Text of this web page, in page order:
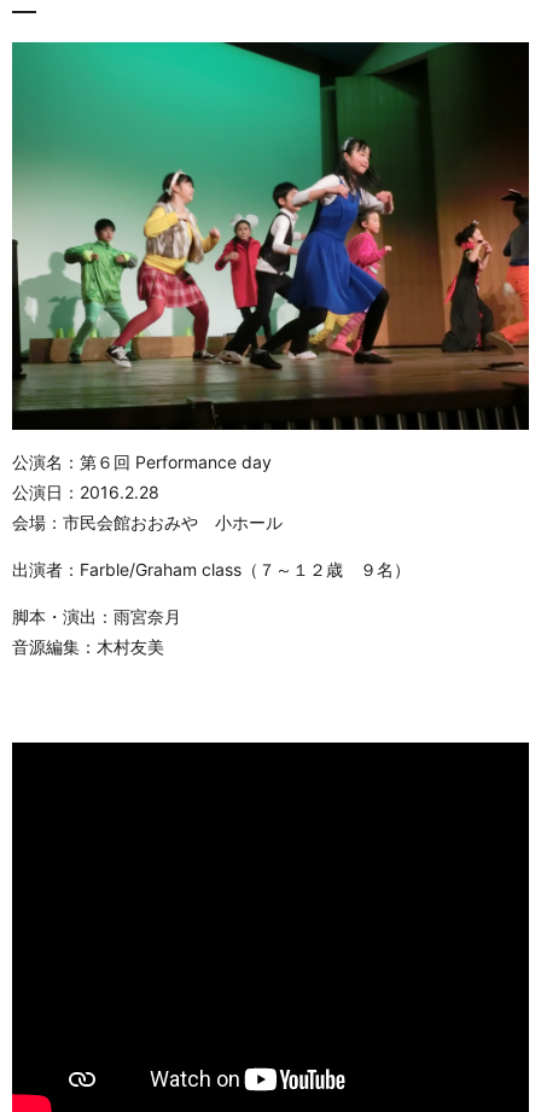
公演名：第６回 Performance day
公演日：2016.2.28
会場：市民会館おおみや 小ホール
出演者：Farble/Graham class（７～１２歳 ９名）
脚本・演出：雨宮奈月
音源編集：木村友美